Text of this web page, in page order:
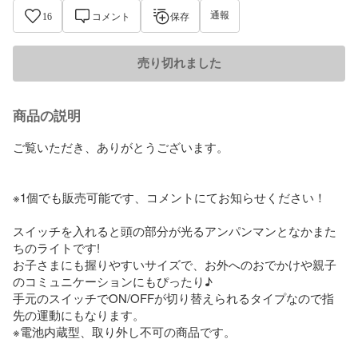
16 コメント 保存 通報
売り切れました
商品の説明
ご覧いただき、ありがとうございます。
※1個でも販売可能です、コメントにてお知らせください！
スイッチを入れると頭の部分が光るアンパンマンとなかまた
ちのライトです!
お子さまにも握りやすいサイズで、お外へのおでかけや親子
のコミュニケーションにもぴったり♪
手元のスイッチでON/OFFが切り替えられるタイプなので指
先の運動にもなります。
※電池内蔵型、取り外し不可の商品です。